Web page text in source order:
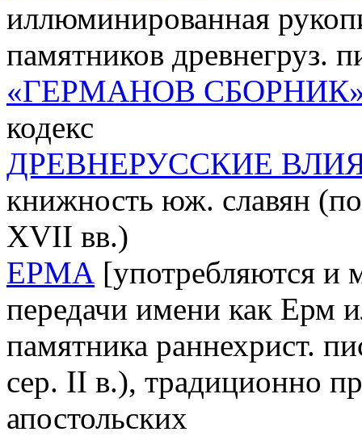
иллюминированная
памятников древнегруз.
«ГЕРМАНОВ
кодекс
ДРЕВНЕРУССКИЕ
книжность юж. славян
XVII вв.)
ЕРМА [употребляются и
передачи имени как Ерм
памятника раннехрист.
сер. II в.), традиционно
апостольских